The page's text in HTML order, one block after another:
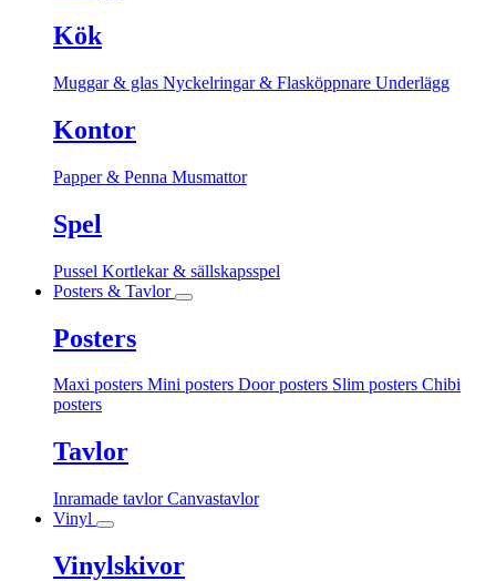
Kök
Muggar & glas Nyckelringar & Flasköppnare Underlägg
Kontor
Papper & Penna Musmattor
Spel
Pussel Kortlekar & sällskapsspel
Posters & Tavlor
Posters
Maxi posters Mini posters Door posters Slim posters Chibi
posters
Tavlor
Inramade tavlorCanvastavlor
Vinyl
Vinylskivor